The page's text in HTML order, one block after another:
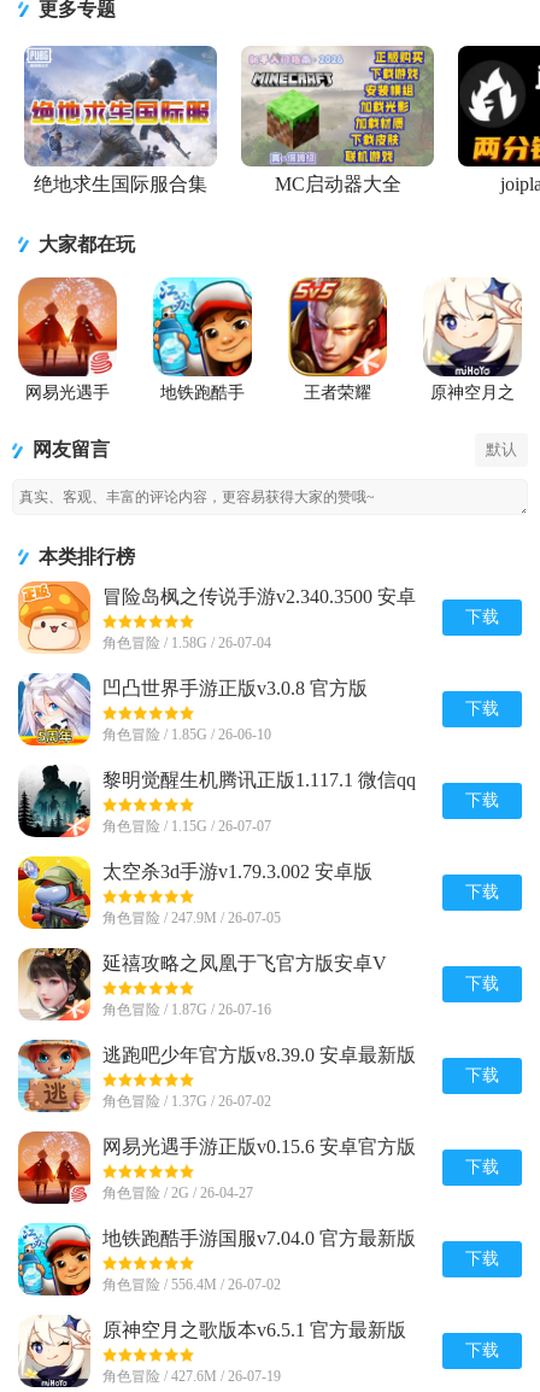
版
更多专题
绝地求生国际服合集 MC启动器大全
大家都在玩
网易光遇手
地铁跑酷手
王者荣耀
原神空月之
网友留言 默认
本类排行榜
冒险岛枫之传说手游v2.340.3500 安卓
最新版
角色冒险 / 1.58G / 26-07-04
下载
凹凸世界手游正版v3.0.8 官方版
角色冒险 / 1.85G / 26-06-10
下载
黎明觉醒生机腾讯正版1.117.1 微信qq
登录版
角色冒险 / 1.15G / 26-07-07
下载
太空杀3d手游v1.79.3.002 安卓版
角色冒险 / 247.9M / 26-07-05
下载
延禧攻略之凤凰于飞官方版安卓V
1.0.31最新版
角色冒险 / 1.87G / 26-07-16
下载
逃跑吧少年官方版v8.39.0 安卓最新版
角色冒险 / 1.37G / 26-07-02
下载
网易光遇手游正版v0.15.6 安卓官方版
角色冒险 / 2G / 26-04-27
下载
地铁跑酷手游国服v7.04.0 官方最新版
角色冒险 / 556.4M / 26-07-02
下载
原神空月之歌版本v6.5.1 官方最新版
角色冒险 / 427.6M / 26-07-19
下载